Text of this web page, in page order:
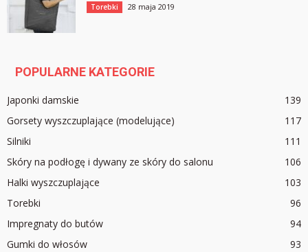
Torebki 28 maja 2019
POPULARNE KATEGORIE
Japonki damskie
139
Gorsety wyszczuplające (modelujące)
117
Silniki
111
Skóry na podłogę i dywany ze skóry do salonu
106
Halki wyszczuplające
103
Torebki
96
Impregnaty do butów
94
Gumki do włosów
93